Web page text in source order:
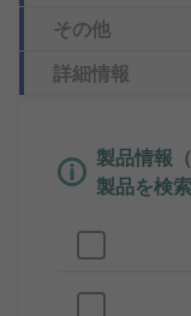
その他
詳細情報
製品情報
製品を検